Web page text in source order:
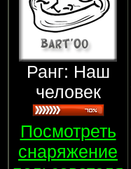
Ранг: Наш
человек
Посмотреть
снаряжение